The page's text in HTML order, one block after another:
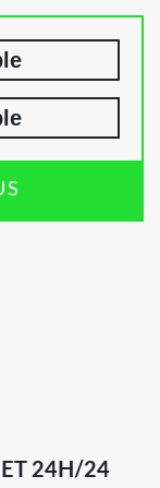
24H/24